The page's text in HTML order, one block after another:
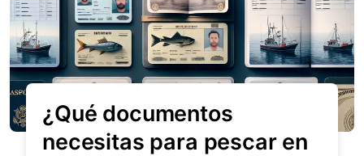
¿Qué documentos
necesitas para pescar en